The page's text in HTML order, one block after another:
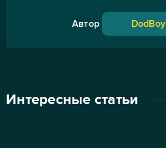
Автор DodBoy
Интересные статьи